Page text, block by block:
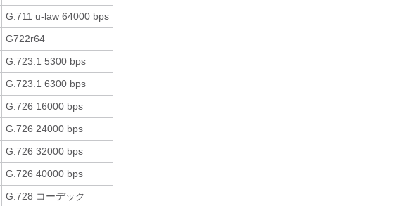
G.711 u-law 64000 bps
G722r64
G.723.1 5300 bps
G.723.1 6300 bps
G.726 16000 bps
G.726 24000 bps
G.726 32000 bps
G.726 40000 bps
G.728 コーデック